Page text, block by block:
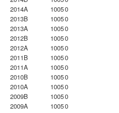
2014A
10050
2013B
10050
2013A
10050
2012B
10050
2012A
10050
2011B
10050
2011A
10050
2010B
10050
2010A
10050
2009B
10050
2009A
10050